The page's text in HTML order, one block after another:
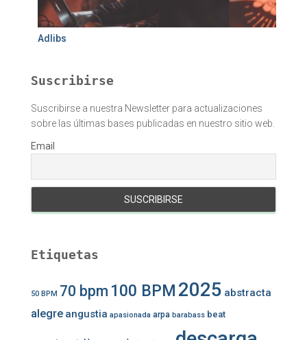
Adlibs
Suscribirse
Suscribirse a nuestra Newsletter para actualizaciones
sobre las últimas bases publicadas en nuestro sitio web.
Email
Etiquetas
50 BPM 70 bpm 100 BPM 2025 abstracta
alegre angustia apasionada arpa barabass beat